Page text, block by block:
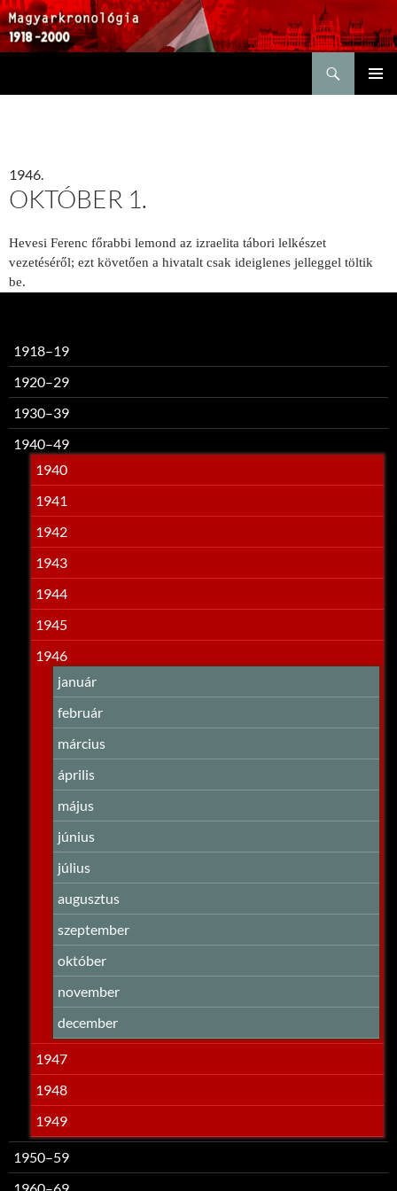
1946.
OKTÓBER 1.
Hevesi Ferenc főrabbi lemond az izraelita tábori lelkészet
vezetéséről; ezt követően a hivatalt csak ideiglenes jelleggel töltik
be.
1918–19
1920–29
1930–39
1940–49
1940
1941
1942
1943
1944
1945
1946
január
február
március
április
május
június
július
augusztus
szeptember
október
november
december
1947
1948
1949
1950–59